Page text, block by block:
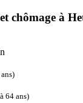
chômage à
64 ans)